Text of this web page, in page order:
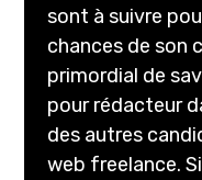
sont à suivre
chances de son
primordial de
pour rédacteur
des autres
web freelance.